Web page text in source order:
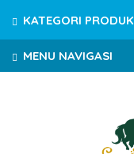
MENU NAVIGASI
KATEGORI PRODUK